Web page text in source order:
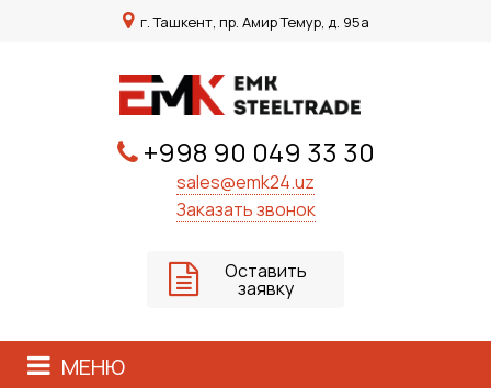
г. Ташкент, пр. Амир Темур, д. 95а
+998 90 049 33 30
sales@emk24.uz
Заказать звонок
Оставить
заявку
МЕНЮ